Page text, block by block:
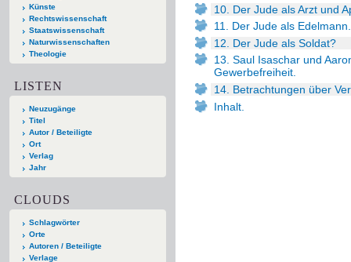
Künste
Rechtswissenschaft
Staatswissenschaft
Naturwissenschaften
Theologie
LISTEN
Neuzugänge
Titel
Autor / Beteiligte
Ort
Verlag
Jahr
CLOUDS
Schlagwörter
Orte
Autoren / Beteiligte
Verlage
10. Der Jude als Arzt und
11. Der Jude als Edelmann.
12. Der Jude als Soldat?
13. Saul Isaschar und
Gewerbefreiheit.
14. Betrachtungen über
Inhalt.